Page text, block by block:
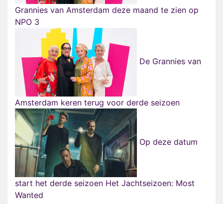
Grannies van Amsterdam deze maand te zien op
NPO 3
De Grannies van
Amsterdam keren terug voor derde seizoen
Op deze datum
start het derde seizoen Het Jachtseizoen: Most
Wanted